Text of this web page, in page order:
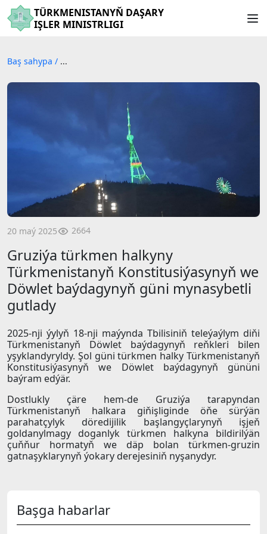
TÜRKMENISTANYŇ DAŞARY
IŞLER MINISTRLIGI
Baş sahypa / ...
20 maý 2025 2664
Gruziýa türkmen halkyny
Türkmenistanyň Konstitusiýasynyň we
Döwlet baýdagynyň güni mynasybetli
gutlady
2025-nji ýylyň 18-nji maýynda Tbilisiniň teleýaýlym diňi
Türkmenistanyň Döwlet baýdagynyň reňkleri bilen
yşyklandyryldy. Şol güni türkmen halky Türkmenistanyň
Konstitusiýasynyň we Döwlet baýdagynyň gününi
baýram edýär.
Dostlukly çäre hem-de Gruziýa tarapyndan
Türkmenistanyň halkara giňişliginde öňe sürýän
parahatçylyk döredijilik başlangyçlarynyň işjeň
goldanylmagy doganlyk türkmen halkyna bildirilýän
çuňňur hormatyň we däp bolan türkmen-gruzin
gatnaşyklarynyň ýokary derejesiniň nyşanydyr.
Başga habarlar